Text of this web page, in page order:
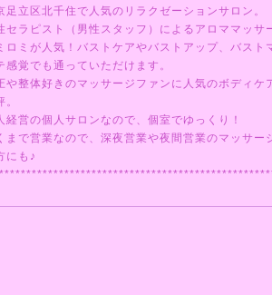
足立区北千住で人気のリラクゼーションサロン。
セラピスト（男性スタッフ）によるアロママッサ
ロミが人気！バストケアやバストアップ、バス
感覚でも通っていただけます。
や整体好きのマッサージファンに人気のボディケ
。
経営の個人サロンなので、個室でゆっくり！
まで営業なので、深夜営業や夜間営業のマッサー
にも♪